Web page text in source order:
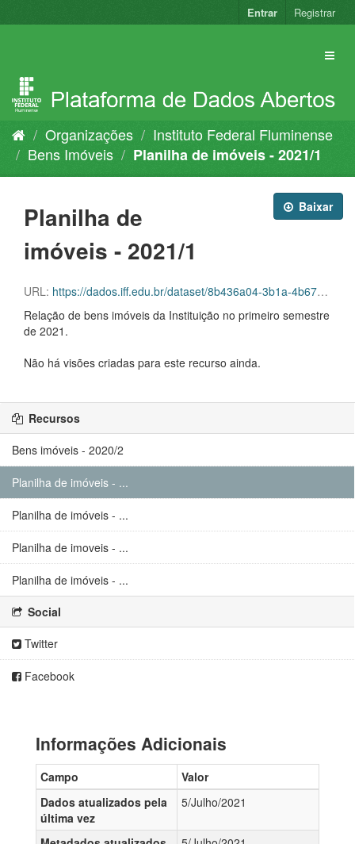
para
Entrar Registrar
Organizações
Instituto Federal Fluminense
Bens Imóveis
Planilha de imóveis - 2021/1
Baixar
Planilha de
imóveis - 2021/1
URL: https://dados.iff.edu.br/dataset/8b436a04-3b1a-4b67-b79d-168d34026726/resource/c7dae833-429d-4232-bac6-dc9b0171d624/download/planilha-de-imoveis-2021.1.ods
Relação de bens imóveis da Instituição no primeiro semestre
de 2021.
Não há visões criadas para este recurso ainda.
Recursos
Bens imóveis - 2020/2
Planilha de imóveis - ...
Planilha de imóveis - ...
Planilha de imoveis - ...
Planilha de imóveis - ...
Social
Twitter
Facebook
Informações Adicionais
Campo
Valor
Dados atualizados pela
última vez
5/Julho/2021